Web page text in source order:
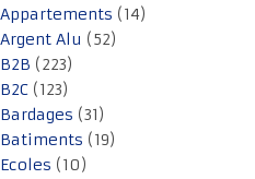
Appartements (14)
Argent Alu (52)
B2B (223)
B2C (123)
Bardages (31)
Batiments (19)
Ecoles (10)